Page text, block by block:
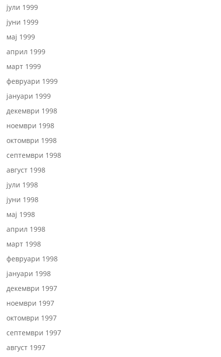
јули 1999
јуни 1999
мај 1999
април 1999
март 1999
февруари 1999
јануари 1999
декември 1998
ноември 1998
октомври 1998
септември 1998
август 1998
јули 1998
јуни 1998
мај 1998
април 1998
март 1998
февруари 1998
јануари 1998
декември 1997
ноември 1997
октомври 1997
септември 1997
август 1997